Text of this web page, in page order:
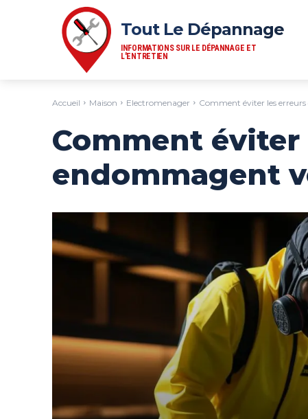
Tout Le Dépannage
INFORMATIONS SUR LE DÉPANNAGE ET
L'ENTRETIEN
Accueil Maison Electromenager Comment éviter les
Comment
endommagent